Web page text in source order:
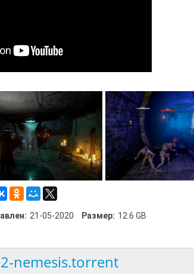
21-05-2020 Размер: 12.6 GB
nemesis.torrent